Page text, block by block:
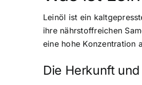
Leinöl ist ein
ihre nährstoffreichen
eine hohe Konzentration
Die Herkunft